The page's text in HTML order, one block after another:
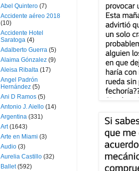
Abel Quintero (7)
Accidente aéreo 2018
(10)
Accidente Hotel
Saratoga (4)
Adalberto Guerra (5)
Alaima Gónzalez (9)
Aleisa Ribalta (17)
Angel Padrón
Hernández (5)
Ani D Ramos (5)
Antonio J. Aiello (14)
Argentina (331)
Art (1643)
Arte en Miami (3)
Audio (3)
Aurelia Castillo (32)
Ballet (592)